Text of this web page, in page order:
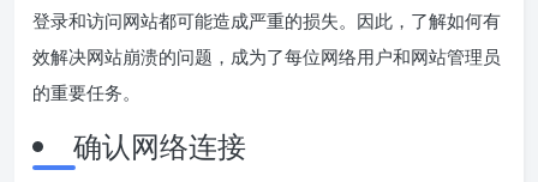
登录和访问网站都可能造成严重的损失。因此，了解如何有
效解决网站崩溃的问题，成为了每位网络用户和网站管理员
的重要任务。
确认网络连接